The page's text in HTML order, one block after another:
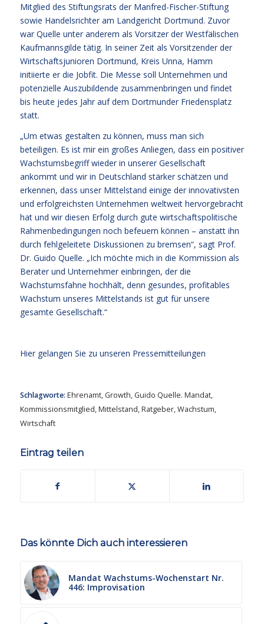
Mitglied des Stiftungsrats der Manfred-Fischer-Stiftung
sowie Handelsrichter am Landgericht Dortmund. Zuvor
war Quelle unter anderem als Vorsitzer der Westfälischen
Kaufmannsgilde tätig. In seiner Zeit als Vorsitzender der
Wirtschaftsjunioren Dortmund, Kreis Unna, Hamm
initiierte er die Jobfit. Die Messe soll Unternehmen und
potenzielle Auszubildende zusammenbringen und findet
bis heute jedes Jahr auf dem Dortmunder Friedensplatz
statt.
„Um etwas gestalten zu können, muss man sich
beteiligen. Es ist mir ein großes Anliegen, dass ein positiver
Wachstumsbegriff wieder in unserer Gesellschaft
ankommt und wir in Deutschland stärker schätzen und
erkennen, dass unser Mittelstand einige der innovativsten
und erfolgreichsten Unternehmen weltweit hervorgebracht
hat und wir diesen Erfolg durch gute wirtschaftspolitische
Rahmenbedingungen noch befeuern können – anstatt ihn
durch fehlgeleitete Diskussionen zu bremsen“, sagt Prof.
Dr. Guido Quelle. „Ich möchte mich in die Kommission als
Berater und Unternehmer einbringen, der die
Wachstumsfahne hochhält, denn gesundes, profitables
Wachstum unseres Mittelstands ist gut für unsere
gesamte Gesellschaft.“
Hier gelangen Sie zu unseren Pressemitteilungen
Schlagworte: Ehrenamt, Growth, Guido Quelle. Mandat,
Kommissionsmitglied,Mittelstand,Ratgeber,Wachstum,
Wirtschaft
Eintrag teilen
Das könnte Dich auch interessieren
Mandat Wachstums-Wochenstart Nr.
446: Improvisation